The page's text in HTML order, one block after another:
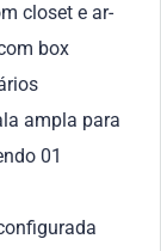
closet e ar-
box
ampla para
01